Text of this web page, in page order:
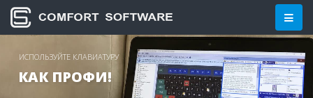
Comfort Software Group:
ИСПОЛЬЗУЙТЕ КЛАВИАТУРУ
КАК ПРОФИ!